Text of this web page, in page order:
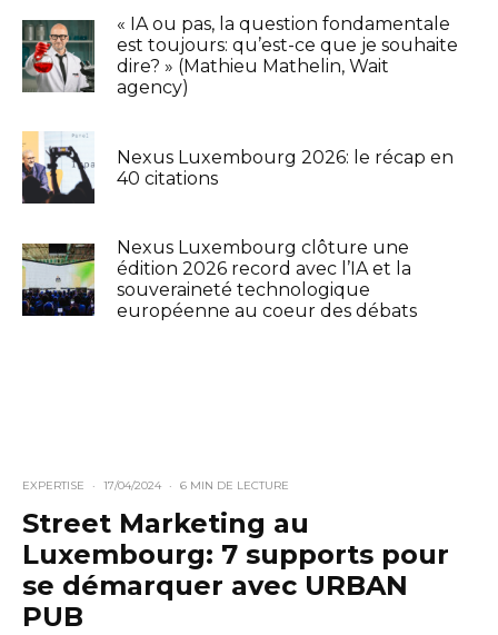
« IA ou pas, la question fondamentale
est toujours: qu’est-ce que je souhaite
dire? » (Mathieu Mathelin, Wait
agency)
Nexus Luxembourg 2026: le récap en
40 citations
Nexus Luxembourg clôture une
édition 2026 record avec l’IA et la
souveraineté technologique
européenne au coeur des débats
EXPERTISE · 17/04/2024 · 6 MIN DE LECTURE
Street Marketing au
Luxembourg: 7 supports pour
se démarquer avec URBAN
PUB